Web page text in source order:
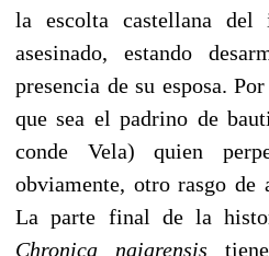
la escolta castellana
asesinado, estando
presencia de su esposa.
que sea el padrino de
conde Vela) quien
obviamente, otro rasgo de
La parte final de la
Chronica naiarensis